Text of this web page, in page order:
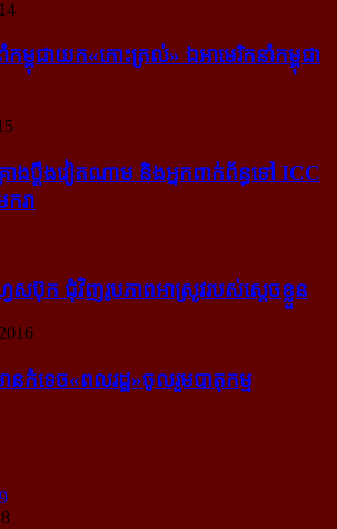
ម្ពុជា​យក​«កោះ​ត្រល់» ឯ​អាមេរិក​នាំ​កម្ពុជា​
ង​ប្តឹង​វៀតណាម និង​អ្នក​ពាក់​ព័ន្ធ​ទៅ ICC
ករា
េសប៊ុក ជុំ​វិញ​រូបភាព​អាស្រូវ​របស់​ស្ដេច​ខ្លួន
កំទេច​«ពលរដ្ឋ»​ចូលរួម​បាតុកម្ម